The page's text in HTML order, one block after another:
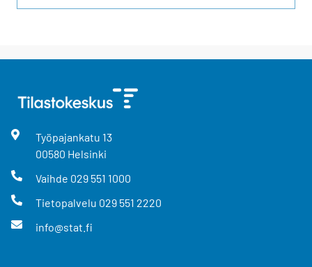
Työpajankatu 13
00580 Helsinki
Vaihde 029 551 1000
Tietopalvelu 029 551 2220
info@stat.fi